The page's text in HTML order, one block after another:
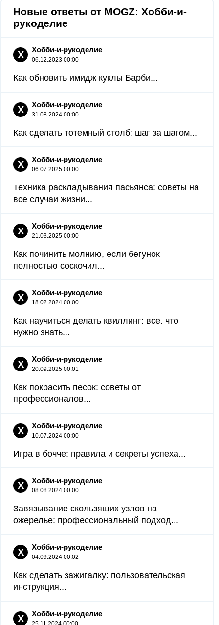
Новые ответы от MOGZ: Хобби-и-
рукоделие
Х Хобби-и-рукоделие
06.12.2023 00:00
Как обновить имидж куклы Барби...
Х Хобби-и-рукоделие
31.08.2024 00:00
Как сделать тотемный столб: шаг за шагом...
Х Хобби-и-рукоделие
06.07.2025 00:00
Техника раскладывания пасьянса: советы на
все случаи жизни...
Х Хобби-и-рукоделие
21.03.2025 00:00
Как починить молнию, если бегунок
полностью соскочил...
Х Хобби-и-рукоделие
18.02.2024 00:00
Как научиться делать квиллинг: все, что
нужно знать...
Х Хобби-и-рукоделие
20.09.2025 00:01
Как покрасить песок: советы от
профессионалов...
Х Хобби-и-рукоделие
10.07.2024 00:00
Игра в бочче: правила и секреты успеха...
Х Хобби-и-рукоделие
08.08.2024 00:00
Завязывание скользящих узлов на
ожерелье: профессиональный подход...
Х Хобби-и-рукоделие
04.09.2024 00:02
Как сделать зажигалку: пользовательская
инструкция...
Х Хобби-и-рукоделие
25.11.2024 00:00